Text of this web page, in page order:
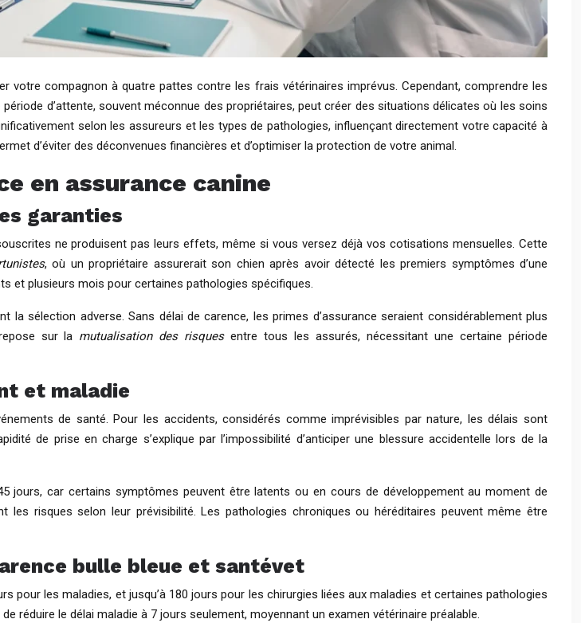
votre compagnon à quatre pattes contre les frais vétérinaires imprévus. Cependant, comprendre les
d’attente, souvent méconnue des propriétaires, peut créer des situations délicates où les soins
selon les assureurs et les types de pathologies, influençant directement votre capacité à
d’éviter des déconvenues financières et d’optimiser la protection de votre animal.
en assurance canine
garanties
ne produisent pas leurs effets, même si vous versez déjà vos cotisations mensuelles. Cette
, où un propriétaire assurerait son chien après avoir détecté les premiers symptômes d’une
et plusieurs mois pour certaines pathologies spécifiques.
la sélection adverse. Sans délai de carence, les primes d’assurance seraient considérablement plus
sur la mutualisation des risquesentre tous les assurés, nécessitant une certaine période
et maladie
de santé. Pour les accidents, considérés comme imprévisibles par nature, les délais sont
de prise en charge s’explique par l’impossibilité d’anticiper une blessure accidentelle lors de la
jours, car certains symptômes peuvent être latents ou en cours de développement au moment de
les risques selon leur prévisibilité. Les pathologies chroniques ou héréditaires peuvent même être
bulle bleue et santévet
pour les maladies, et jusqu’à 180 jours pour les chirurgies liées aux maladies et certaines pathologies
réduire le délai maladie à 7 jours seulement, moyennant un examen vétérinaire préalable.